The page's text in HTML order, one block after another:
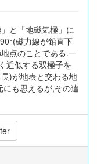
と「地磁気極」に
磁力線が鉛直下
点のことである.一
近似する双極子を
)が地表と交わる地
も思えるが,その違